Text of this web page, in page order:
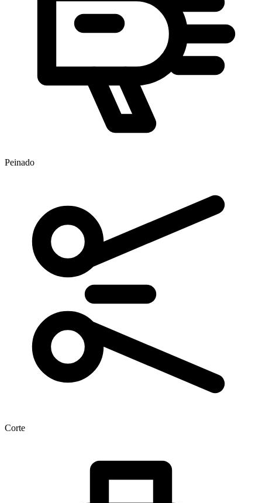
Peinado
Corte